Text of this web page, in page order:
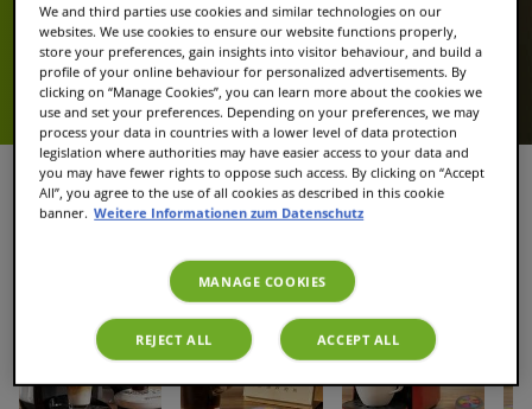
Jetzt sparen
Kaffee entdecken
ENTDECKE UNSERE KATEGORIEN
We and third parties use cookies and similar technologies on our
websites. We use cookies to ensure our website functions properly,
store your preferences, gain insights into visitor behaviour, and build a
profile of your online behaviour for personalized advertisements. By
clicking on “Manage Cookies”, you can learn more about the cookies we
use and set your preferences. Depending on your preferences, we may
process your data in countries with a lower level of data protection
legislation where authorities may have easier access to your data and
you may have fewer rights to oppose such access. By clicking on “Accept
All”, you agree to the use of all cookies as described in this cookie
banner. Weitere Informationen zum Datenschutz
MANAGE COOKIES
REJECT ALL ACCEPT ALL